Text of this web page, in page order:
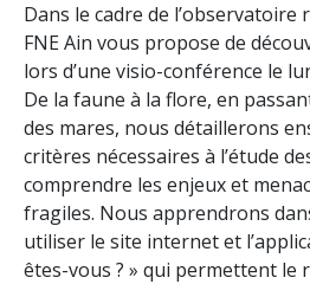
Dans le cadre de l’observatoire
FNE Ain vous propose de
lors d’une visio-conférence le
De la faune à la flore, en
des mares, nous détaillerons
critères nécessaires à l’étude
comprendre les enjeux et
fragiles. Nous apprendrons
utiliser le site internet et
êtes-vous ? » qui permettent le